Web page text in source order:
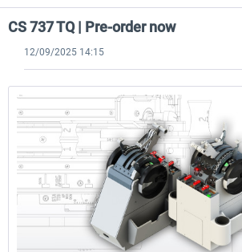
CS 737 TQ | Pre-order now
12/09/2025 14:15